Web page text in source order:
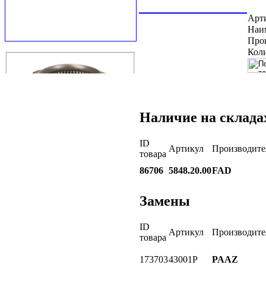
Наличие на
ID
товара
Артикул
86706 5848.20.00FAD
Замены
ID
товара
Артикул
17370343001P PAAZ